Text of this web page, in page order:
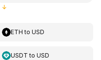
↓
ETH toUSD
USDT toUSD